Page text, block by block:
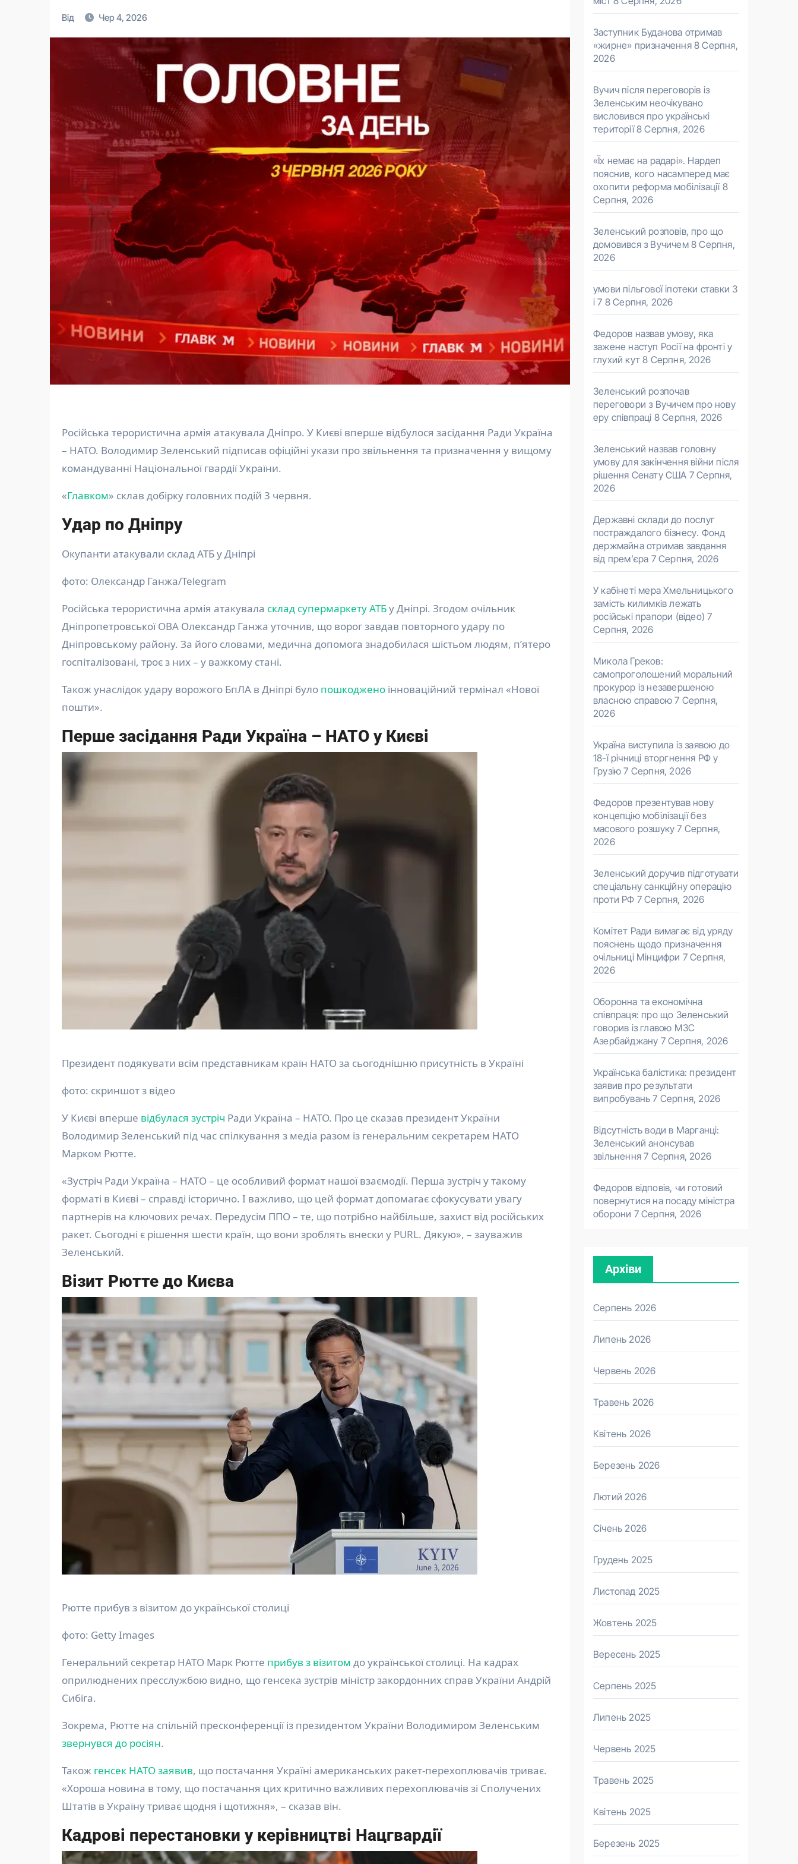
Від Чер 4, 2026
Російська терористична армія атакувала Дніпро. У Києві вперше відбулося засідання Ради Україна
– НАТО. Володимир Зеленський підписав офіційні укази про звільнення та призначення у вищому
командуванні Національної гвардії України.
«Главком» склав добірку головних подій 3 червня.
Удар по Дніпру
Окупанти атакували склад АТБ у Дніпрі
фото: Олександр Ганжа/Telegram
Російська терористична армія атакувала склад супермаркету АТБу Дніпрі. Згодом очільник
Дніпропетровської ОВА Олександр Ганжа уточнив, що ворог завдав повторного удару по
Дніпровському району. За його словами, медична допомога знадобилася шістьом людям, п’ятеро
госпіталізовані, троє з них – у важкому стані.
Також унаслідок удару ворожого БпЛА в Дніпрі було пошкоджено інноваційний термінал «Нової
пошти».
Перше засідання Ради Україна – НАТО у Києві
Президент подякувати всім представникам країн НАТО за сьогоднішню присутність в Україні
фото: скриншот з відео
У Києві вперше відбулася зустріч Ради Україна – НАТО. Про це сказав президент України
Володимир Зеленський під час спілкування з медіа разом із генеральним секретарем НАТО
Марком Рютте.
«Зустріч Ради Україна – НАТО – це особливий формат нашої взаємодії. Перша зустріч у такому
форматі в Києві – справді історично. І важливо, що цей формат допомагає сфокусувати увагу
партнерів на ключових речах. Передусім ППО – те, що потрібно найбільше, захист від російських
ракет. Сьогодні є рішення шести країн, що вони зроблять внески у PURL. Дякую», – зауважив
Зеленський.
Візит Рютте до Києва
Рютте прибув з візитом до української столиці
фото: Getty Images
Генеральний секретар НАТО Марк Рютте прибув з візитом до української столиці. На кадрах
оприлюднених пресслужбою видно, що генсека зустрів міністр закордонних справ України Андрій
Сибіга.
Зокрема, Рютте на спільній пресконференції із президентом України Володимиром Зеленським
звернувся до росіян.
Також генсек НАТО заявив, що постачання Україні американських ракет-перехоплювачів триває.
«Хороша новина в тому, що постачання цих критично важливих перехоплювачів зі Сполучених
Штатів в Україну триває щодня і щотижня», – сказав він.
Кадрові перестановки у керівництві Нацгвардії
Заступник Буданова отримав
«жирне» призначення 8 Серпня,
2026
Вучич після переговорів із
Зеленським неочікувано
висловився про українські
території 8 Серпня, 2026
«Їх немає на радарі». Нардеп
пояснив, кого насамперед має
охопити реформа мобілізації 8
Серпня, 2026
Зеленський розповів, про що
домовився з Вучичем 8 Серпня,
2026
умови пільгової іпотеки ставки 3
і 7 8 Серпня, 2026
Федоров назвав умову, яка
зажене наступ Росії на фронті у
глухий кут 8 Серпня, 2026
Зеленський розпочав
переговори з Вучичем про нову
еру співпраці 8 Серпня, 2026
Зеленський назвав головну
умову для закінчення війни після
рішення Сенату США 7 Серпня,
2026
Державні склади до послуг
постраждалого бізнесу. Фонд
держмайна отримав завдання
від прем’єра 7 Серпня, 2026
У кабінеті мера Хмельницького
замість килимків лежать
російські прапори (відео) 7
Серпня, 2026
Микола Греков:
самопроголошений моральний
прокурор із незавершеною
власною справою 7 Серпня,
2026
Україна виступила із заявою до
18-ї річниці вторгнення РФ у
Грузію 7 Серпня, 2026
Федоров презентував нову
концепцію мобілізації без
масового розшуку 7 Серпня,
2026
Зеленський доручив підготувати
спеціальну санкційну операцію
проти РФ 7 Серпня, 2026
Комітет Ради вимагає від уряду
пояснень щодо призначення
очільниці Мінцифри 7 Серпня,
2026
Оборонна та економічна
співпраця: про що Зеленський
говорив із главою МЗС
Азербайджану 7 Серпня, 2026
Українська балістика: президент
заявив про результати
випробувань 7 Серпня, 2026
Відсутність води в Марганці:
Зеленський анонсував
звільнення 7 Серпня, 2026
Федоров відповів, чи готовий
повернутися на посаду міністра
оборони 7 Серпня, 2026
Архіви
Серпень 2026
Липень 2026
Червень 2026
Травень 2026
Квітень 2026
Березень 2026
Лютий 2026
Січень 2026
Грудень 2025
Листопад 2025
Жовтень 2025
Вересень 2025
Серпень 2025
Липень 2025
Червень 2025
Травень 2025
Квітень 2025
Березень 2025